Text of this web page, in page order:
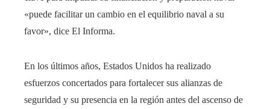
«puede facilitar un cambio en el equilibrio naval a su
favor», dice El Informa.
En los últimos años, Estados Unidos ha realizado
esfuerzos concertados para fortalecer sus alianzas de
seguridad y su presencia en la región antes del ascenso de